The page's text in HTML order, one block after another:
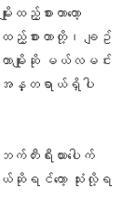
စားတာတော့
စားတာတို့၊ ချဥ်
မျိုးဆို မယ်လမင်း
အန္တရာယ်ရှိပါ
းရီးယားပေါက်
ယ်ဆိုရင်တော့ သုံးလို့ရ